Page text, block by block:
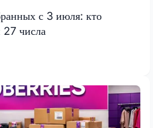
с 3 июля: кто
числа